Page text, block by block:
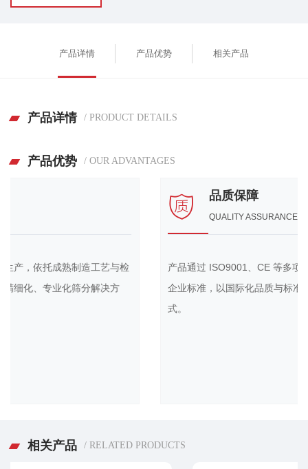
产品详情 产品优势 相关产品
产品详情 / PRODUCT DETAILS
产品优势 / OUR ADVANTAGES
与检
方
QUALITY ASSURANCE
产品通过 ISO9001、CE 等多项国际认证，建立规范管理
企业标准，以国际化品质与标准参与市场竞争，接轨国际
相关产品 / RELATED PRODUCTS